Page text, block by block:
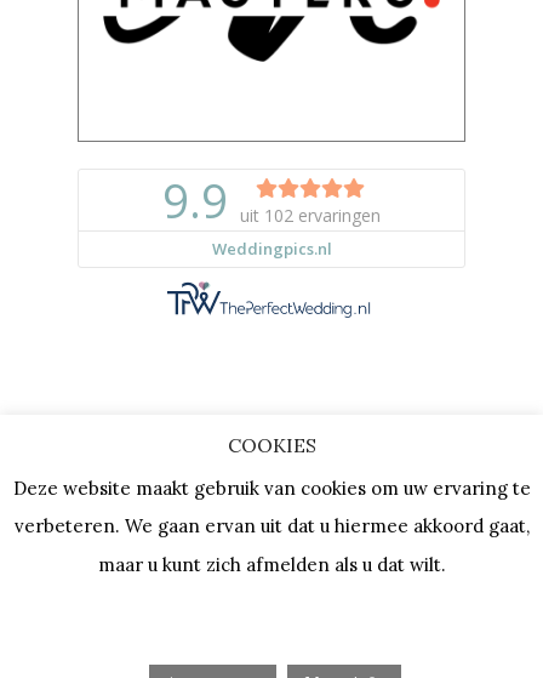
| KVK: 64667154 |Vacatures
COOKIES
Deze website maakt gebruik van cookies om uw ervaring te
verbeteren. We gaan ervan uit dat u hiermee akkoord gaat,
maar u kunt zich afmelden als u dat wilt.